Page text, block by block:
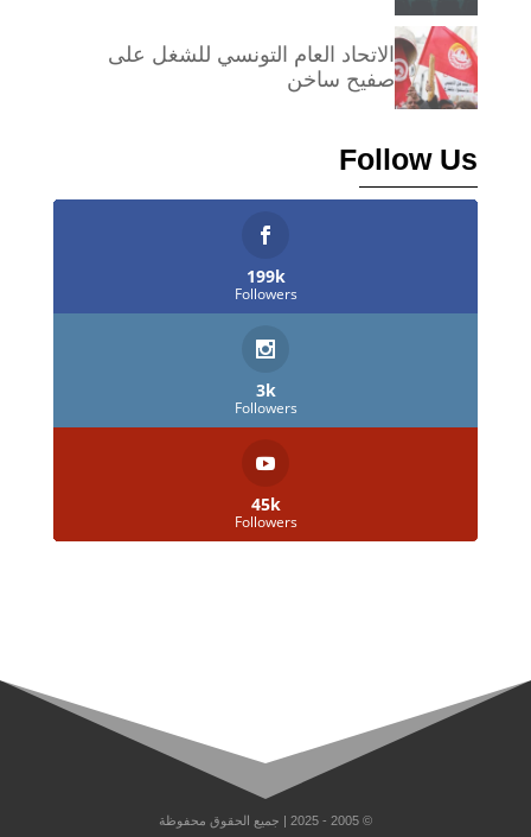
الاتحاد العام التونسي للشغل على
صفيح ساخن
Follow Us
199k
Followers
3k
Followers
45k
Followers
© 2005 - 2025 | جميع الحقوق محفوظة